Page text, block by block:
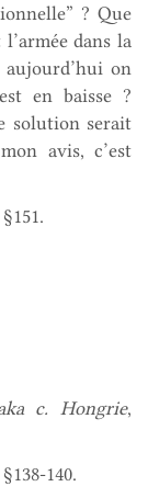
? Que
dans la
on
en baisse ?
solution serait
avis, c’est
c. Hongrie,
140.